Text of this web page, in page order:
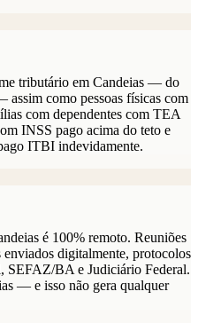
tributário em Candeias — do
como pessoas físicas com
com dependentes com TEA
INSS pago acima do teto e
ITBI indevidamente.
é 100% remoto. Reuniões
digitalmente, protocolos
SEFAZ/BA e Judiciário Federal.
— e isso não gera qualquer